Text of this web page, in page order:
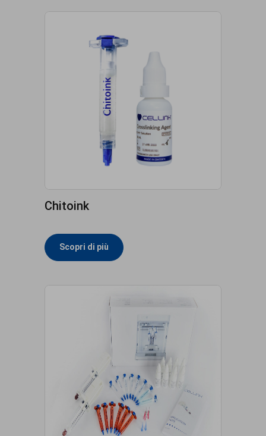
Chitoink
Scopri di più